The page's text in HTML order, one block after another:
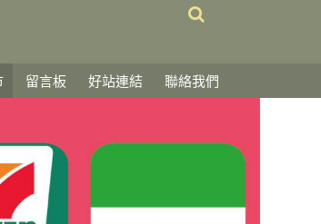
留言板 好站連結 聯絡我們